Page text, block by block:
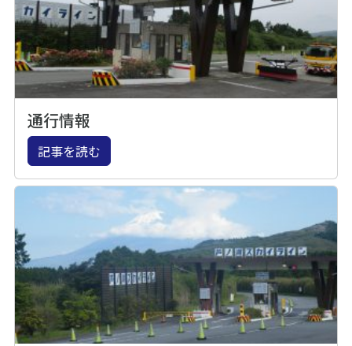
通行情報
記事を読む